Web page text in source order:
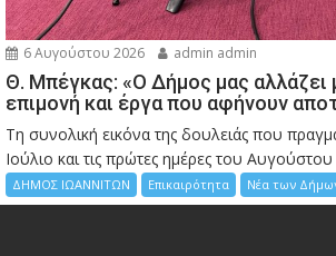
6 Αυγούστου 2026 admin admin
Θ. Μπέγκας: «Ο Δήμος μας αλλάζει
επιμονή και έργα που αφήνουν
Τη συνολική εικόνα της δουλειάς που
Ιούλιο και τις πρώτες ημέρες του
ΔΗΜΟΣ ΙΩΑΝΝΙΤΩΝ Επικαιρότητα Νέα των